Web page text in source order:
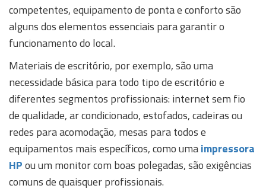
competentes, equipamento de ponta e conforto são
alguns dos elementos essenciais para garantir o
funcionamento do local.
Materiais de escritório, por exemplo, são uma
necessidade básica para todo tipo de escritório e
diferentes segmentos profissionais: internet sem fio
de qualidade, ar condicionado, estofados, cadeiras ou
redes para acomodação, mesas para todos e
equipamentos mais específicos, como umaimpressora
HPou um monitor com boas polegadas, são exigências
comuns de quaisquer profissionais.